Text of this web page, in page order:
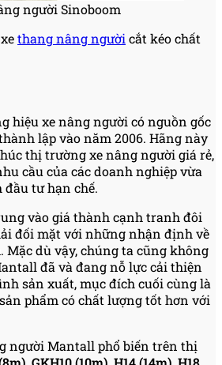
người Sinoboom
thang nâng người cắt kéo chất
hiệu xe nâng người có nguồn gốc
lập vào năm 2006. Hãng này
thị trường xe nâng người giá rẻ,
cầu của các doanh nghiệp vừa
tư hạn chế.
vào giá thành cạnh tranh đôi
đối mặt với những nhận định về
Mặc dù vậy, chúng ta cũng không
đã và đang nỗ lực cải thiện
sản xuất, mục đích cuối cùng là
phẩm có chất lượng tốt hơn với
người Mantall phổ biến trên thị